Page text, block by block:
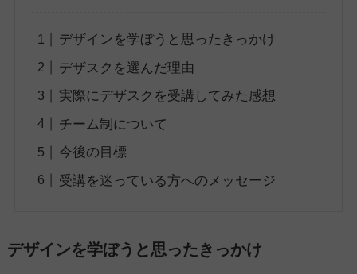
デザインを学ぼうと思ったきっかけ
デザスクを選んだ理由
実際にデザスクを受講してみた感想
チーム制について
今後の目標
受講を迷っている方へのメッセージ
デザインを学ぼうと思ったきっかけ